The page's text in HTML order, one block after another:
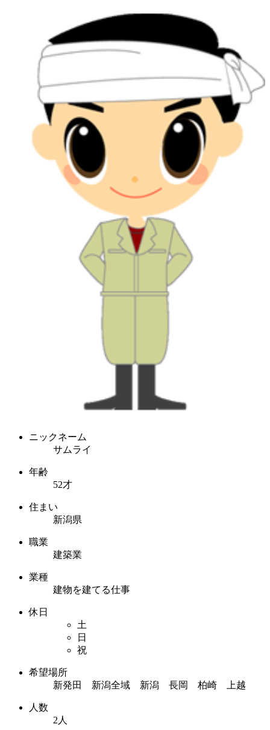
ニックネーム
サムライ
年齢
52才
住まい
新潟県
職業
建築業
業種
建物を建てる仕事
休日
土
日
祝
希望場所
新発田 新潟全域 新潟 長岡 柏崎 上越
人数
2人